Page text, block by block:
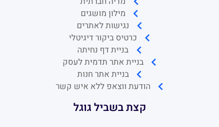
מילון מושגים
נגישות לאתרים
כרטיס ביקור דיגיטלי
בניית דף נחיתה
בניית אתר תדמית לעסק
בניית אתר חנות
הודעת ווצאפ ללא איש קשר
קצת בשביל גוגל